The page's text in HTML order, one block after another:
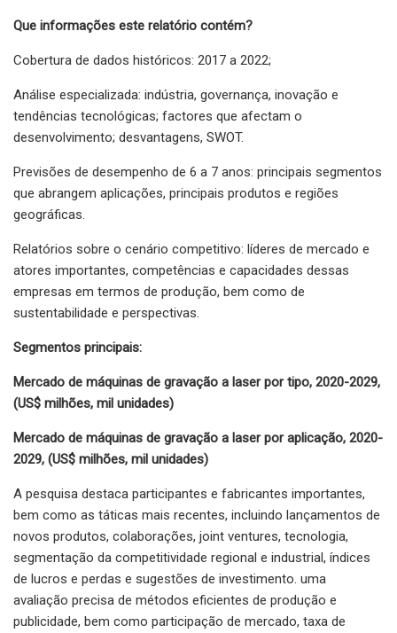
Que informações este relatório contém?
Cobertura de dados históricos: 2017 a 2022;
Análise especializada: indústria, governança, inovação e
tendências tecnológicas; factores que afectam o
desenvolvimento; desvantagens, SWOT.
Previsões de desempenho de 6 a 7 anos: principais segmentos
que abrangem aplicações, principais produtos e regiões
geográficas.
Relatórios sobre o cenário competitivo: líderes de mercado e
atores importantes, competências e capacidades dessas
empresas em termos de produção, bem como de
sustentabilidade e perspectivas.
Segmentos principais:
Mercado de máquinas de gravação a laser por tipo, 2020-2029,
(US$ milhões, mil unidades)
Mercado de máquinas de gravação a laser por aplicação, 2020-
2029, (US$ milhões, mil unidades)
A pesquisa destaca participantes e fabricantes importantes,
bem como as táticas mais recentes, incluindo lançamentos de
novos produtos, colaborações, joint ventures, tecnologia,
segmentação da competitividade regional e industrial, índices
de lucros e perdas e sugestões de investimento. uma
avaliação precisa de métodos eficientes de produção e
publicidade, bem como participação de mercado, taxa de